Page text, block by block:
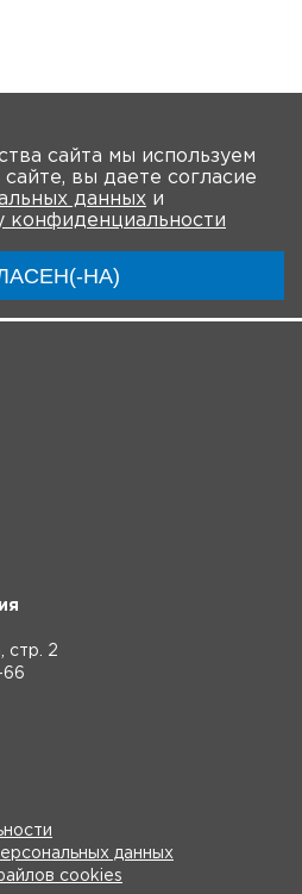
сайта мы используем
сайте, вы даете согласие
данных и
конфиденциальности
НА)
Программа
стр. 2
66
данных
cookies